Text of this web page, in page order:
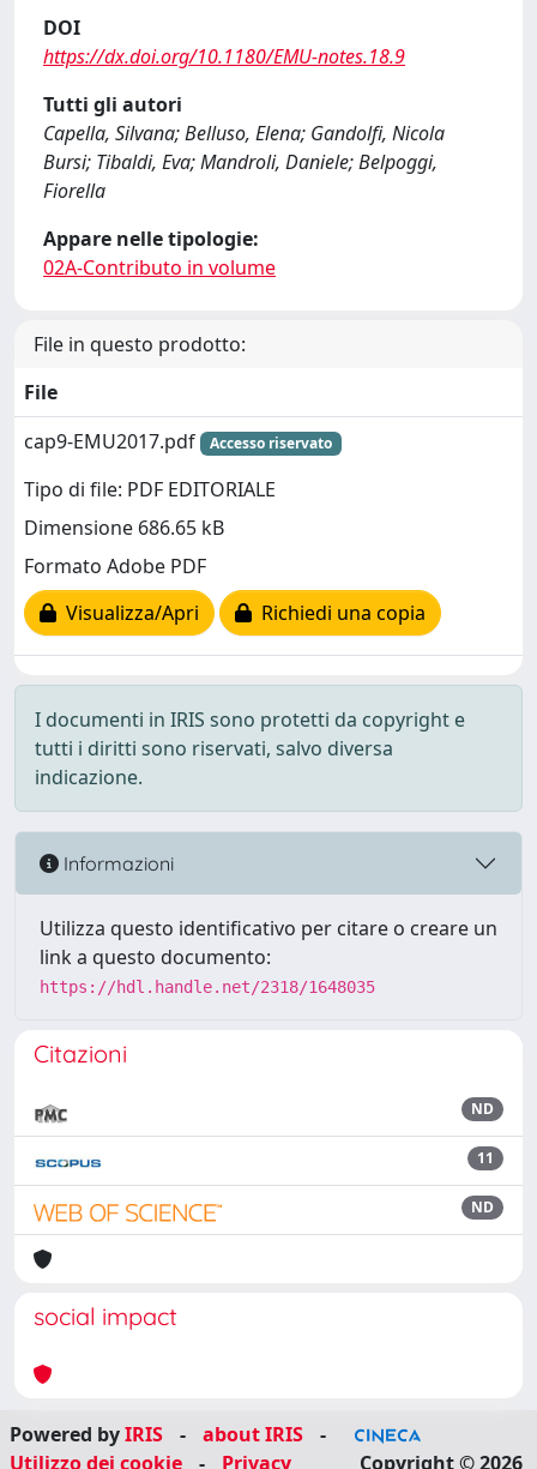
DOI
https://dx.doi.org/10.1180/EMU-notes.18.9
Tutti gli autori
Capella, Silvana; Belluso, Elena; Gandolfi, Nicola
Bursi; Tibaldi, Eva; Mandroli, Daniele; Belpoggi,
Fiorella
Appare nelle tipologie:
02A-Contributo in volume
File in questo prodotto:
File
cap9-EMU2017.pdf
Accesso riservato
Tipo di file: PDF EDITORIALE
Dimensione 686.65 kB
Formato Adobe PDF
Visualizza/Apri
Richiedi una copia
I documenti in IRIS sono protetti da copyright e
tutti i diritti sono riservati, salvo diversa
indicazione.
Informazioni
Utilizza questo identificativo per citare o creare un
link a questo documento:
https://hdl.handle.net/2318/1648035
Citazioni
ND
11
ND
social impact
Powered byIRIS - about IRIS
-
Utilizzo dei cookie
- Privacy Copyright © 2026